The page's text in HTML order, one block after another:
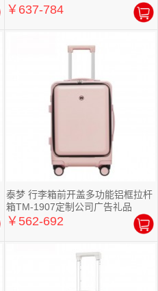
￥637-784
泰梦 行李箱前开盖多功能铝框拉杆
箱TM-1907定制公司广告礼品
￥562-692